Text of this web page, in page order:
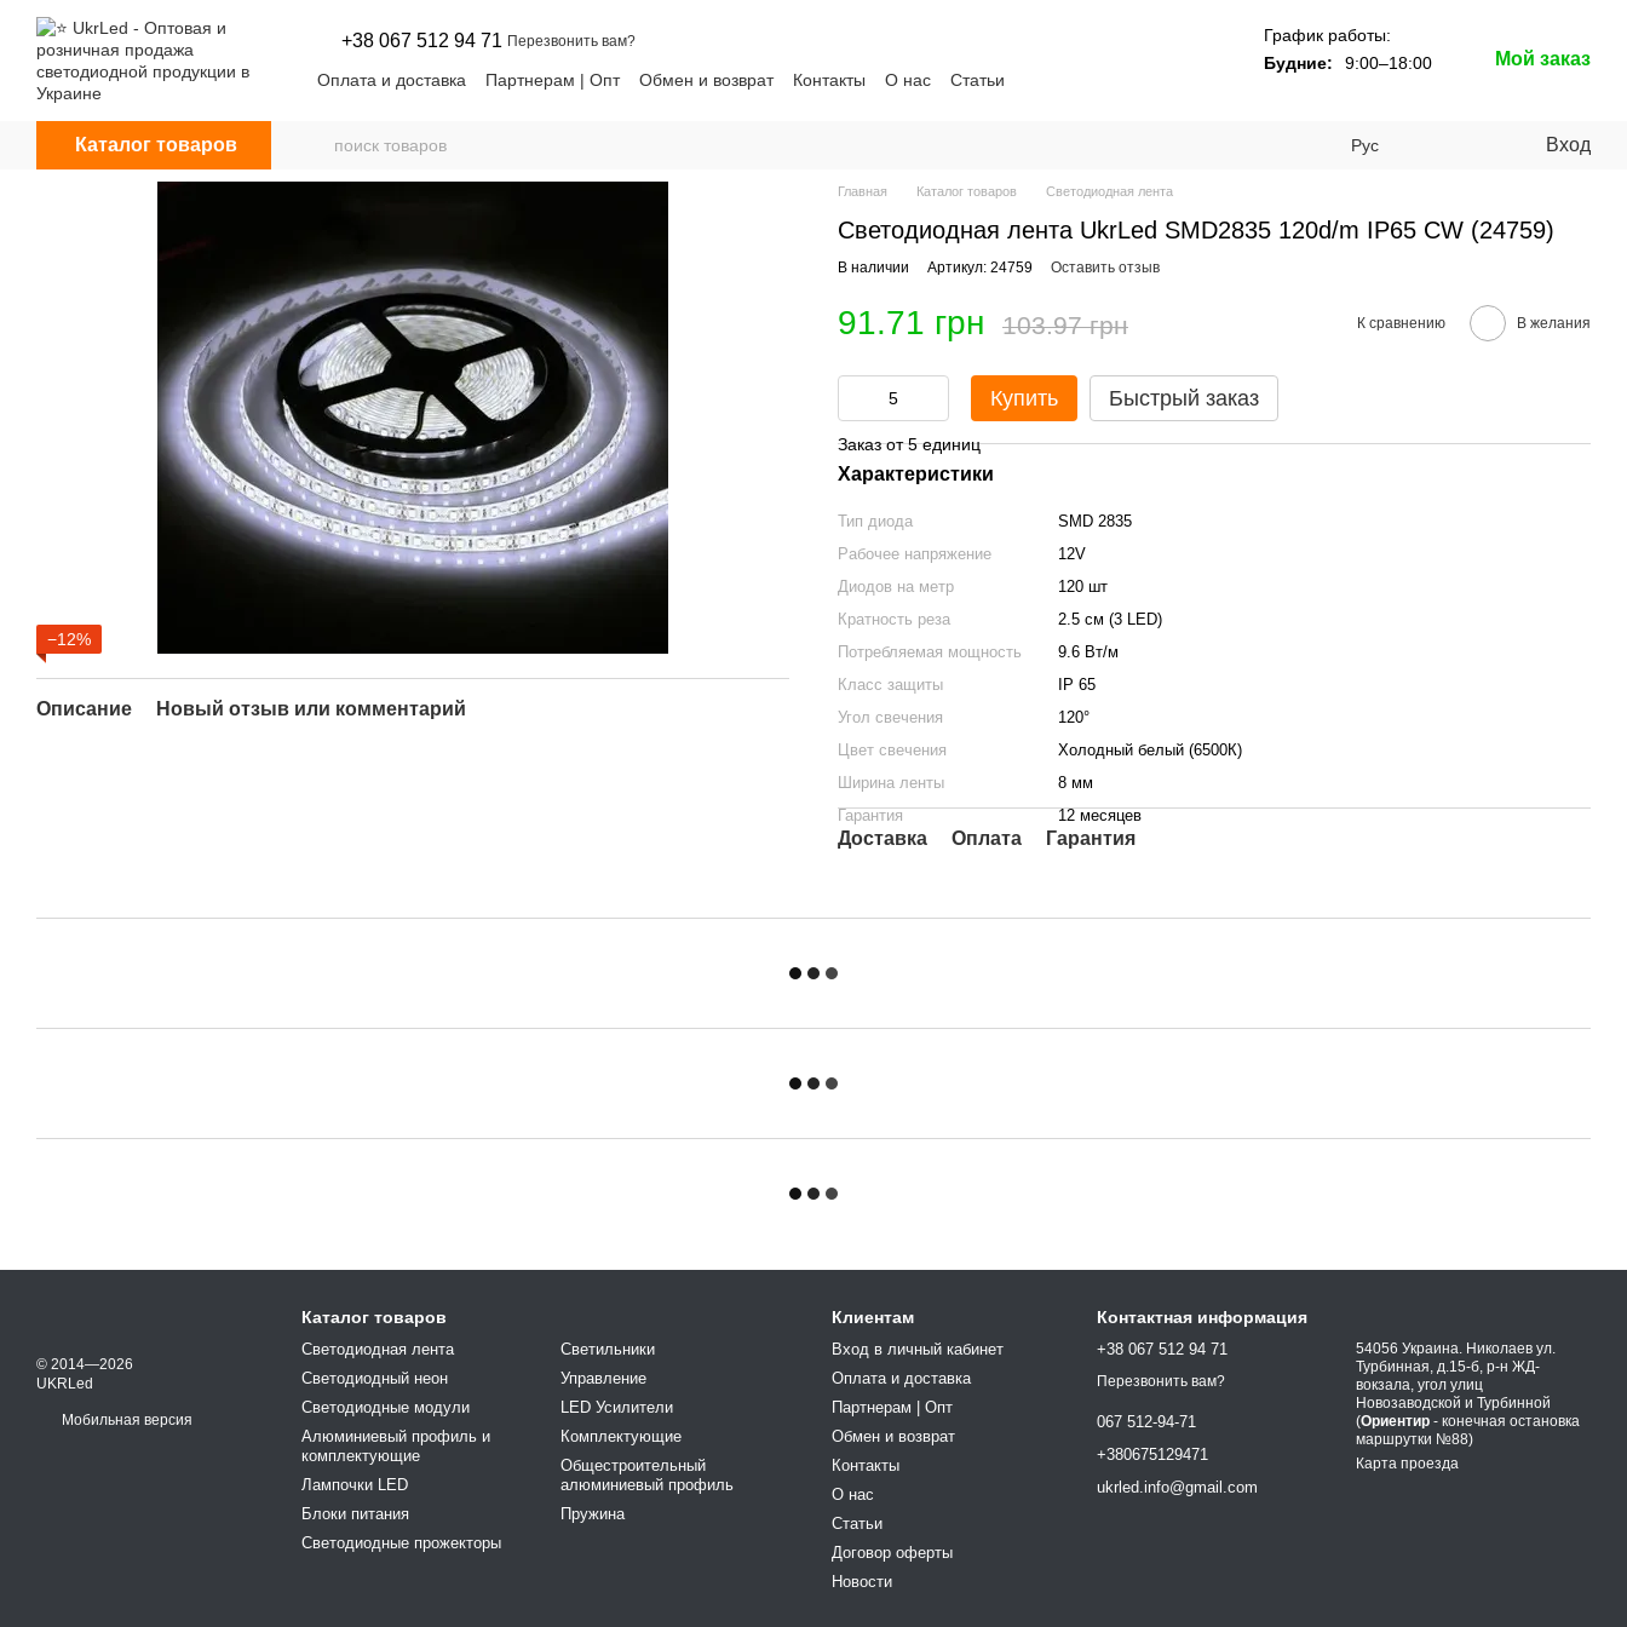
Перейти к основному контенту
+38 067 512 94 71 Перезвонить вам?
Оплата и доставка Партнерам | Опт Обмен и возврат Контакты О нас
Статьи
График работы:
Будние:
9:00–18:00 Мой заказ
Каталог товаров Рус Вход
−12%
Описание Новый отзыв или комментарий
Главная Каталог товаров Светодиодная лента
Светодиодная лента UkrLed SMD2835 120d/m IP65 CW (24759)
В наличии Артикул: 24759 Оставить отзыв
91.71 грн 103.97 грн К сравнению В желания
Купить Быстрый заказ
Заказ от 5 единиц
Характеристики
Тип диода
SMD 2835
Рабочее напряжение
12V
Диодов на метр
120 шт
Кратность реза
2.5 см (3 LED)
Потребляемая мощность
9.6 Вт/м
Класс защиты
IP 65
Угол свечения
120°
Цвет свечения
Холодный белый (6500К)
Ширина ленты
8 мм
Гарантия
12 месяцев
Доставка Оплата Гарантия
© 2014—2026
UKRLed
Мобильная версия
Каталог товаров
Светодиодная лента
Светодиодный неон
Светодиодные модули
Алюминиевый профиль и
комплектующие
Лампочки LED
Блоки питания
Светодиодные прожекторы
Светильники
Управление
LED Усилители
Комплектующие
Общестроительный
алюминиевый профиль
Пружина
Клиентам
Вход в личный кабинет
Оплата и доставка
Партнерам | Опт
Обмен и возврат
Контакты
О нас
Статьи
Договор оферты
Новости
Контактная информация
+38 067 512 94 71
Перезвонить вам?
067 512-94-71
+380675129471
ukrled.info@gmail.com
54056 Украина. Николаев ул.
Турбинная, д.15-б, р-н ЖД-
вокзала, угол улиц
Новозаводской и Турбинной
(Ориентир - конечная остановка
маршрутки №88)
Карта проезда